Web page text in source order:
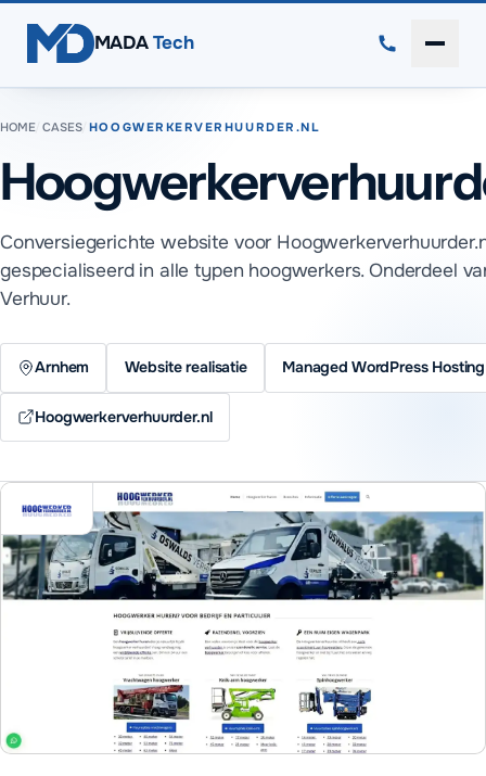
MADA Tech
HOME/CASES/ HOOGWERKERVERHUURDER.NL
Conversiegerichte website voor
gespecialiseerd in alle typen hoogwerkers. Onderdeel
Verhuur.
Arnhem Website realisatie Managed WordPress Hosting
Hoogwerkerverhuurder.nl